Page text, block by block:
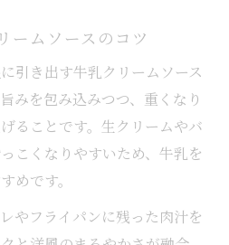
ームソースのコツ
引き出す牛乳クリームソース
みを包み込みつつ、重くなり
ることです。生クリームやバ
こくなりやすいため、牛乳を
めです。
やフライパンに残った肉汁を